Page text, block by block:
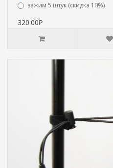
зажим 5 штук (скидка 10%)
320.00₽